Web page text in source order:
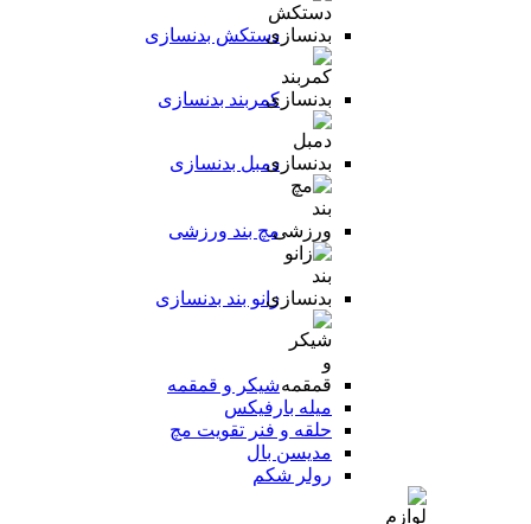
دستکش بدنسازی
کمربند بدنسازی
دمبل بدنسازی
مچ بند ورزشی
زانو بند بدنسازی
شیکر و قمقمه
میله بارفیکس
حلقه و فنر تقویت مچ
مدیسن بال
رولر شکم